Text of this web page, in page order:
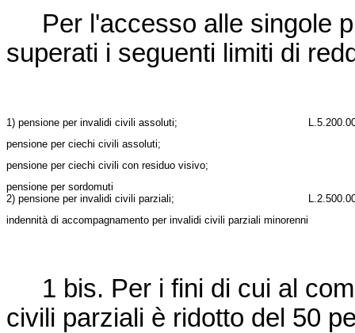
Per l'accesso alle singole
superati i seguenti limiti di
1) pensione per invalidi civili assoluti;
pensione per ciechi civili assoluti;
pensione per ciechi civili con residuo visivo;
pensione per sordomuti
L.
2) pensione per invalidi civili parziali;
indennità di accompagnamento per invalidi civili parziali minorenni
L.
1 bis. Per i fini di cui al
civili parziali è ridotto del 50